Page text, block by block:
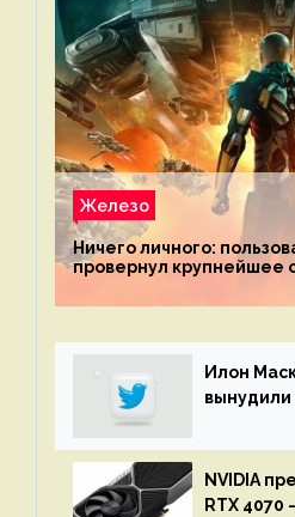
Железо
Ничего личного:
провернул крупнейшее
механике
Илон
NVIDIA
RTX 4070